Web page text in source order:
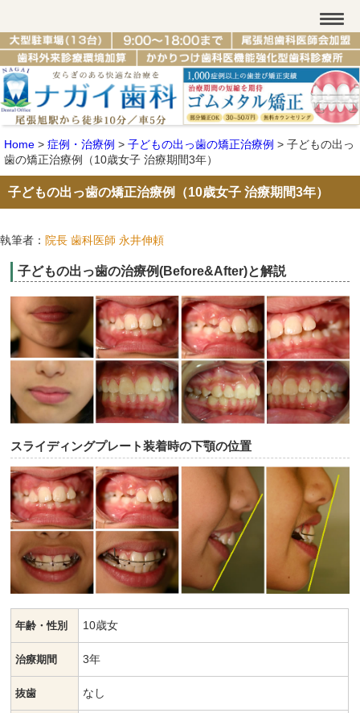
Home > 症例・治療例 > 子どもの出っ歯の矯正治療例 > 子どもの出っ
歯の矯正治療例（10歳女子 治療期間3年）
子どもの出っ歯の矯正治療例（10歳女子 治療期間3年）
執筆者： 院長 歯科医師 永井伸頼
子どもの出っ歯の治療例(Before&After)と解説
スライディングプレート装着時の下顎の位置
年齢・性別 10歳女
治療期間 3年
抜歯 なし